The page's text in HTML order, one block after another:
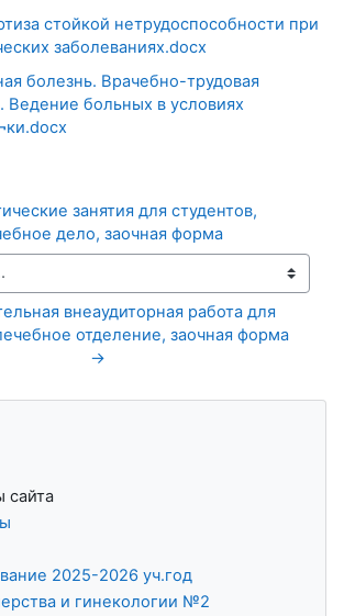
стойкой нетрудоспособности при
заболеваниях.docx
болезнь. Врачебно-трудовая
Ведение больных в условиях
занятия для студентов,
дело, заочная форма
внеаудиторная работа для
отделение, заочная форма
→
сайта
2025-2026 уч.год
и гинекологии №2